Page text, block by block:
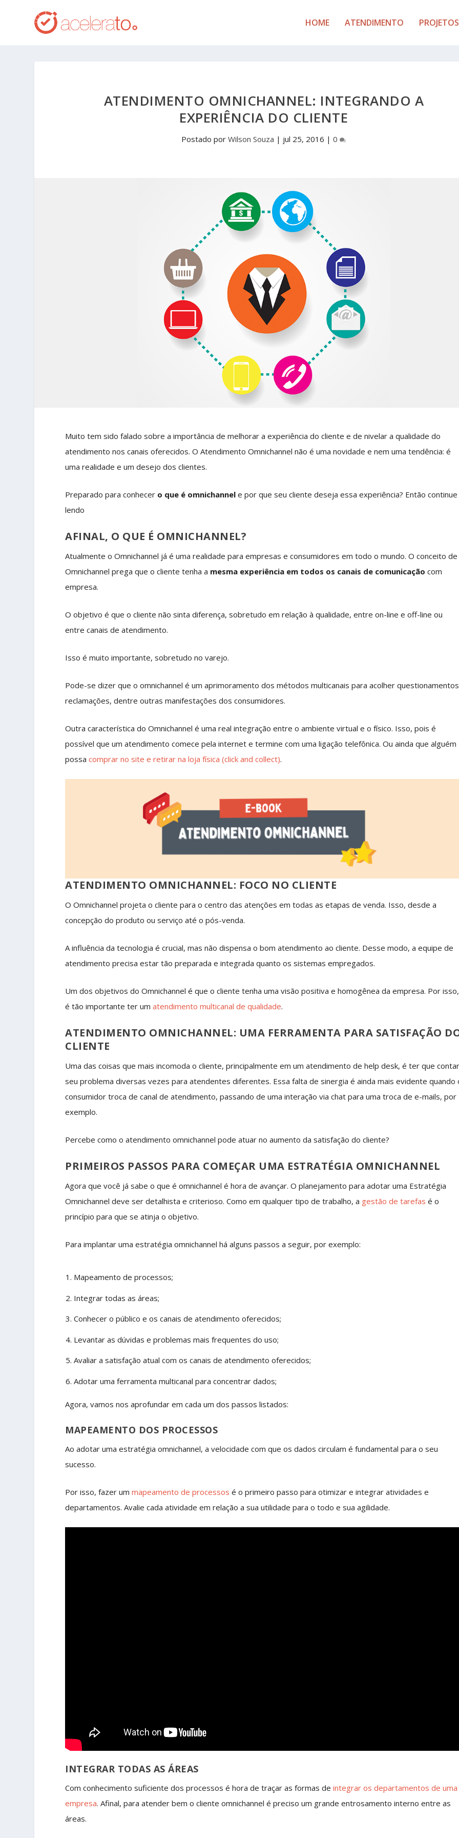
HOME ATENDIMENTO PROJETOS
ATENDIMENTO OMNICHANNEL: INTEGRANDO A
EXPERIÊNCIA DO CLIENTE
Postado porWilson Souza | jul 25, 2016 |0
Muito tem sido falado sobre a importância de melhorar a experiência do cliente e de nivelar a qualidade do
atendimento nos canais oferecidos. O Atendimento Omnichannel não é uma novidade e nem uma tendência: é
uma realidade e um desejo dos clientes.
Preparado para conhecer o que é omnichannel e por que seu cliente deseja essa experiência? Então continue
lendo
AFINAL, O QUE É OMNICHANNEL?
Atualmente o Omnichannel já é uma realidade para empresas e consumidores em todo o mundo. O conceito de
Omnichannel prega que o cliente tenha a mesma experiência em todos os canais de comunicação com
empresa.
O objetivo é que o cliente não sinta diferença, sobretudo em relação à qualidade, entre on-line e off-line ou
entre canais de atendimento.
Isso é muito importante, sobretudo no varejo.
Pode-se dizer que o omnichannel é um aprimoramento dos métodos multicanais para acolher
reclamações, dentre outras manifestações dos consumidores.
Outra característica do Omnichannel é uma real integração entre o ambiente virtual e o físico. Isso, pois é
possível que um atendimento comece pela internet e termine com uma ligação telefônica. Ou ainda que alguém
possacomprar no site e retirar na loja física (click and collect).
ATENDIMENTO OMNICHANNEL: FOCO NO CLIENTE
O Omnichannel projeta o cliente para o centro das atenções em todas as etapas de venda. Isso, desde a
concepção do produto ou serviço até o pós-venda.
A influência da tecnologia é crucial, mas não dispensa o bom atendimento ao cliente. Desse modo, a equipe de
atendimento precisa estar tão preparada e integrada quanto os sistemas empregados.
Um dos objetivos do Omnichannel é que o cliente tenha uma visão positiva e homogênea da empresa. Por isso,
é tão importante ter umatendimento multicanal de qualidade.
ATENDIMENTO OMNICHANNEL: UMA FERRAMENTA PARA SATISFAÇÃO
CLIENTE
Uma das coisas que mais incomoda o cliente, principalmente em um atendimento de help desk, é ter que contar
seu problema diversas vezes para atendentes diferentes. Essa falta de sinergia é ainda mais evidente quando
consumidor troca de canal de atendimento, passando de uma interação via chat para uma troca de e-mails, por
exemplo.
Percebe como o atendimento omnichannel pode atuar no aumento da satisfação do cliente?
PRIMEIROS PASSOS PARA COMEÇAR UMA ESTRATÉGIA OMNICHANNEL
Agora que você já sabe o que é omnichannel é hora de avançar. O planejamento para adotar uma Estratégia
Omnichannel deve ser detalhista e criterioso. Como em qualquer tipo de trabalho, a gestão de tarefas é o
princípio para que se atinja o objetivo.
Para implantar uma estratégia omnichannel há alguns passos a seguir, por exemplo:
Mapeamento de processos;
Integrar todas as áreas;
Conhecer o público e os canais de atendimento oferecidos;
Levantar as dúvidas e problemas mais frequentes do uso;
Avaliar a satisfação atual com os canais de atendimento oferecidos;
Adotar uma ferramenta multicanal para concentrar dados;
Agora, vamos nos aprofundar em cada um dos passos listados:
MAPEAMENTO DOS PROCESSOS
Ao adotar uma estratégia omnichannel, a velocidade com que os dados circulam é fundamental para o seu
sucesso.
Por isso, fazer ummapeamento de processos é o primeiro passo para otimizar e integrar atividades e
departamentos. Avalie cada atividade em relação a sua utilidade para o todo e sua agilidade.
INTEGRAR TODAS AS ÁREAS
Com conhecimento suficiente dos processos é hora de traçar as formas deintegrar os departamentos de uma
empresa. Afinal, para atender bem o cliente omnichannel é preciso um grande entrosamento interno entre as
áreas.